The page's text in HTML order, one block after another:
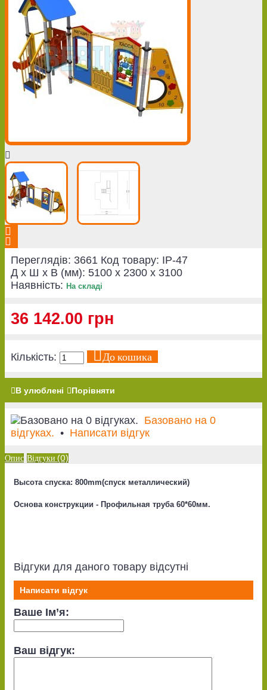
Переглядів: 3661 Код товару: IP-47
Д x Ш x В (мм): 5100 x 2300 x 3100
Наявність: На складі
36 142.00 грн
Кількість: До кошика
В улюблені Порівняти
Базовано на 0
відгуках. • Написати відгук
Опис Відгуки (0)
Высота спуска: 800mm(спуск металлический)
Основа конструкции - Профильная труба 60*60мм.
Відгуки для даного товару відсутні
Написати відгук
Ваше Ім’я:
Ваш відгук: